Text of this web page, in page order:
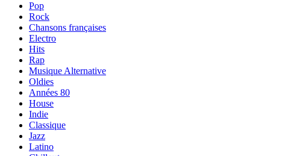
Pop
Rock
Chansons françaises
Electro
Hits
Rap
Musique Alternative
Oldies
Années 80
House
Indie
Classique
Jazz
Latino